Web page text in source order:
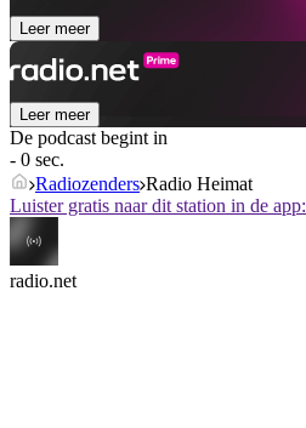
Leer meer
Leer meer
De podcast begint in
- 0 sec.
Radiozenders Radio Heimat
Luister gratis naar dit station in de app:
radio.net